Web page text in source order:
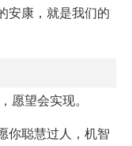
安康，就是我们的
愿望会实现。
你聪慧过人，机智